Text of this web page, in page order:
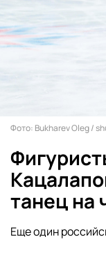
Фото: Bukharev Oleg /
танец на
Еще один